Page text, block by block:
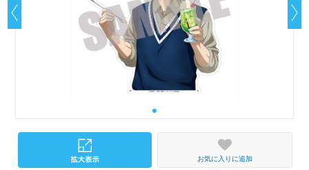
お気に入りに追加